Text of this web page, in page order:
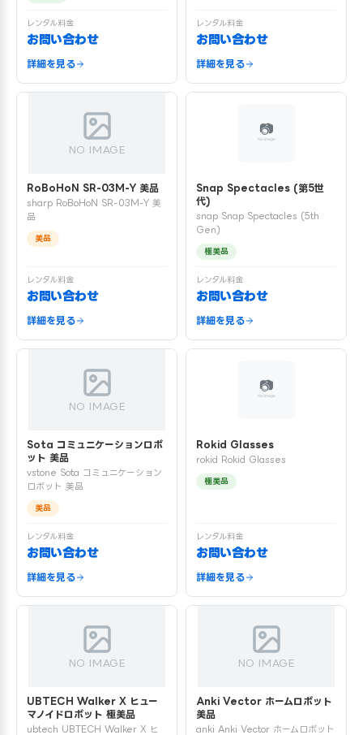
レンタル料金
お問い合わせ
詳細を見る
レンタル料金
お問い合わせ
詳細を見る
NO IMAGE
RoBoHoN SR-03M-Y 美品
sharp RoBoHoN SR-03M-Y 美
品
美品
レンタル料金
お問い合わせ
詳細を見る
Snap Spectacles (第5世
代)
snap Snap Spectacles (5th
Gen)
極美品
レンタル料金
お問い合わせ
詳細を見る
NO IMAGE
Sota コミュニケーションロボ
ット 美品
vstone Sota コミュニケーション
ロボット 美品
美品
レンタル料金
お問い合わせ
詳細を見る
Rokid Glasses
rokid Rokid Glasses
極美品
レンタル料金
お問い合わせ
詳細を見る
NO IMAGE
UBTECH Walker X ヒュー
マノイドロボット 極美品
ubtech UBTECH Walker X ヒ
NO IMAGE
Anki Vector ホームロボット
美品
anki Anki Vector ホームロボット